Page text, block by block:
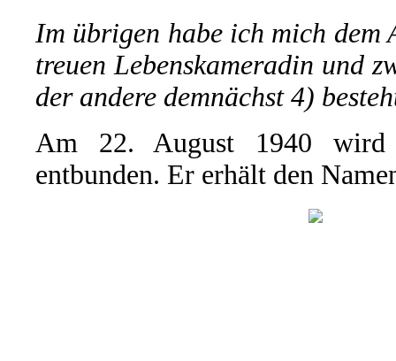
Im übrigen habe ich mich
treuen Lebenskameradin und
der andere demnächst 4)
Am 22. August 1940
entbunden. Er erhält den